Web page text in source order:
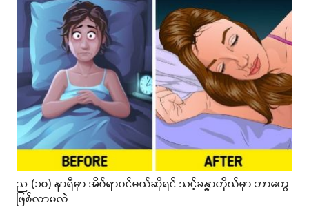
ည (၁၀) နာရီမှာ အိပ်ရာဝင်မယ်ဆိုရင် သင့်ခန္ဓာကိုယ်မှာ ဘာတွေ
ဖြစ်လာမလဲ